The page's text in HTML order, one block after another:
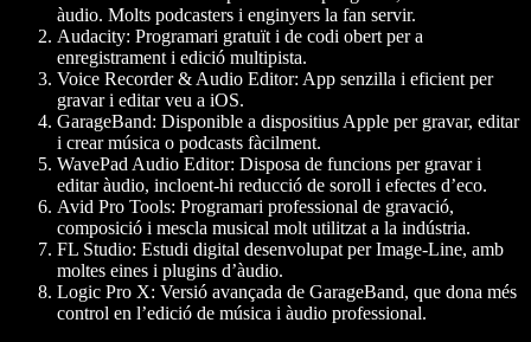
àudio. Molts podcasters i enginyers la fan servir.
Audacity: Programari gratuït i de codi obert per a
enregistrament i edició multipista.
Voice Recorder & Audio Editor: App senzilla i eficient per
gravar i editar veu a iOS.
GarageBand: Disponible a dispositius Apple per gravar, editar
i crear música o podcasts fàcilment.
WavePad Audio Editor: Disposa de funcions per gravar i
editar àudio, incloent-hi reducció de soroll i efectes d’eco.
Avid Pro Tools: Programari professional de gravació,
composició i mescla musical molt utilitzat a la indústria.
FL Studio: Estudi digital desenvolupat per Image-Line, amb
moltes eines i plugins d’àudio.
Logic Pro X: Versió avançada de GarageBand, que dona més
control en l’edició de música i àudio professional.